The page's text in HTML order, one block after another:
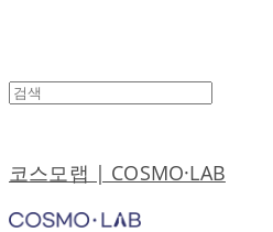
코스모랩 | COSMO·LAB